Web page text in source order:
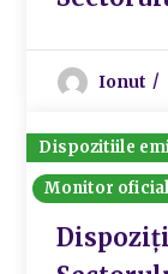
Ionut
Dispozitiile
Monitor